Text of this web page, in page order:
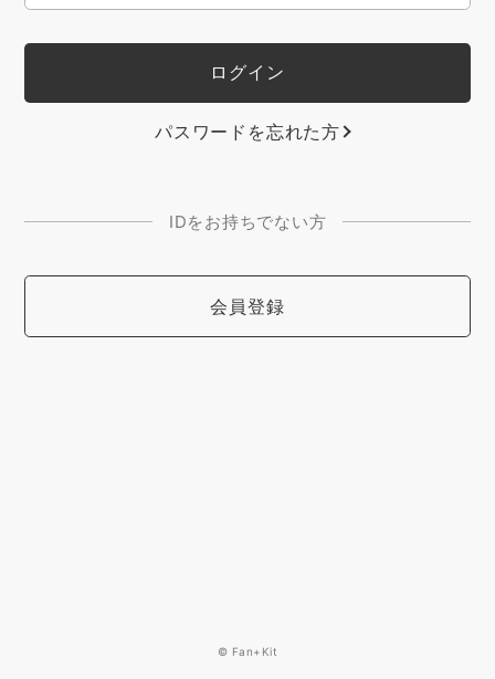
パスワードを忘れた方
IDをお持ちでない方
会員登録
© Fan+Kit